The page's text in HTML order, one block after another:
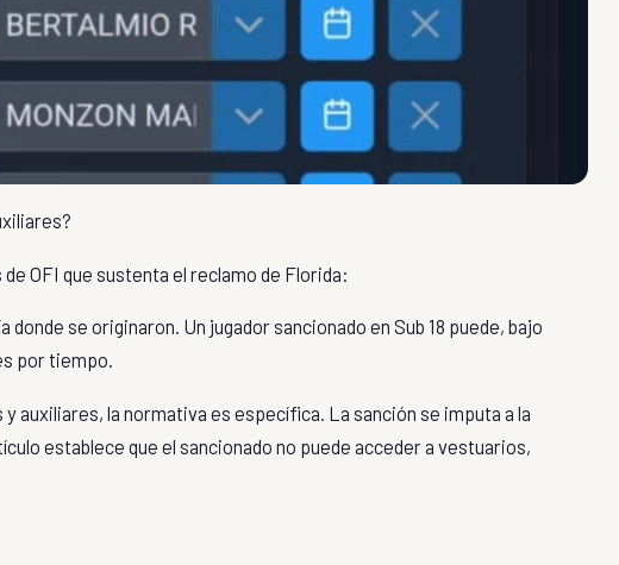
OFI que sustenta el reclamo de Florida:
se originaron. Un jugador sancionado en Sub 18 puede, bajo
por tiempo.
auxiliares, la normativa es específica. La sanción se imputa a la
establece que el sancionado no puede acceder a vestuarios,